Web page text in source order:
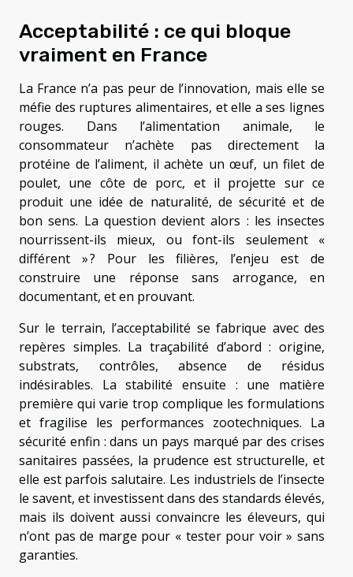
Acceptabilité : ce qui bloque
vraiment en France
La France n’a pas peur de l’innovation, mais elle se
méfie des ruptures alimentaires, et elle a ses lignes
rouges. Dans l’alimentation animale, le
consommateur n’achète pas directement la
protéine de l’aliment, il achète un œuf, un filet de
poulet, une côte de porc, et il projette sur ce
produit une idée de naturalité, de sécurité et de
bon sens. La question devient alors : les insectes
nourrissent-ils mieux, ou font-ils seulement «
différent » ? Pour les filières, l’enjeu est de
construire une réponse sans arrogance, en
documentant, et en prouvant.
Sur le terrain, l’acceptabilité se fabrique avec des
repères simples. La traçabilité d’abord : origine,
substrats, contrôles, absence de résidus
indésirables. La stabilité ensuite : une matière
première qui varie trop complique les formulations
et fragilise les performances zootechniques. La
sécurité enfin : dans un pays marqué par des crises
sanitaires passées, la prudence est structurelle, et
elle est parfois salutaire. Les industriels de l’insecte
le savent, et investissent dans des standards élevés,
mais ils doivent aussi convaincre les éleveurs, qui
n’ont pas de marge pour « tester pour voir » sans
garanties.